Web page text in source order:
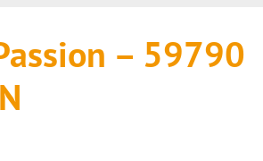
– 59790